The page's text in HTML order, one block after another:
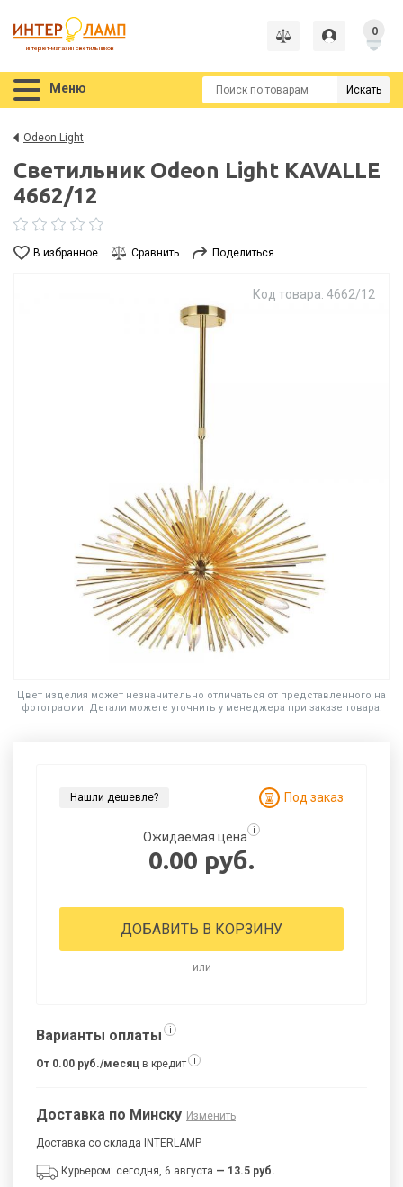
интернет-магазин светильников
0
Меню Искать
Odeon Light
Светильник Odeon Light KAVALLE
4662/12
В избранное Сравнить Поделиться
Код товара: 4662/12
Цвет изделия может незначительно отличаться от представленного на
фотографии. Детали можете уточнить у менеджера при заказе товара.
Нашли дешевле? Под заказ
Ожидаемая цена i
0.00 руб.
ДОБАВИТЬ В КОРЗИНУ
— или —
Варианты оплаты i
От 0.00 руб./месяц в кредит i
Доставка по Минску Изменить
Доставка со склада INTERLAMP
Курьером: сегодня, 6 августа — 13.5 руб.